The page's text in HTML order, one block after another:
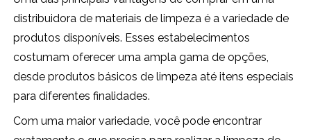
distribuidora de materiais de limpeza é a variedade de
produtos disponíveis. Esses estabelecimentos
costumam oferecer uma ampla gama de opções,
desde produtos básicos de limpeza até itens especiais
para diferentes finalidades.
Com uma maior variedade, você pode encontrar